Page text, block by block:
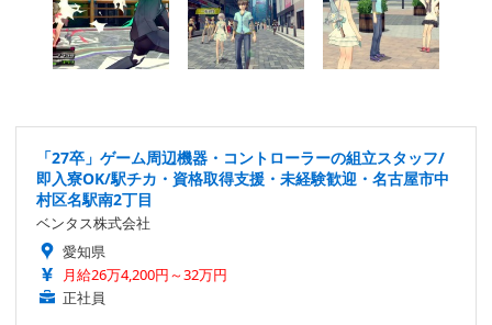
「27卒」ゲーム周辺機器・コントローラーの組立スタッフ/
即入寮OK/駅チカ・資格取得支援・未経験歓迎・名古屋市中
村区名駅南2丁目
ベンタス株式会社
愛知県
月給26万4,200円～32万円
正社員